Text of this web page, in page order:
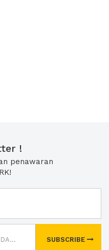
!
penawaran
SUBSCRIBE